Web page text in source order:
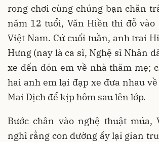
rong chơi cùng chúng bạn chăn
năm 12 tuổi, Văn Hiền thi đỗ vào
Việt Nam. Cứ cuối tuần, anh trai
Hưng (nay là ca sĩ, Nghệ sĩ Nhân
xe đến đón em về nhà thăm mẹ;
hai anh em lại đạp xe đưa nhau
Mai Dịch để kịp hôm sau lên lớp.
Bước chân vào nghệ thuật múa,
nghĩ rằng con đường ấy lại gian